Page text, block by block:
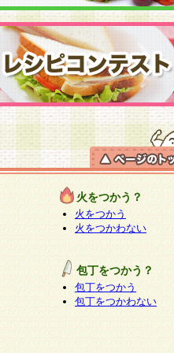
火をつかう？
火をつかう
火をつかわない
包丁をつかう？
包丁をつかう
包丁をつかわない